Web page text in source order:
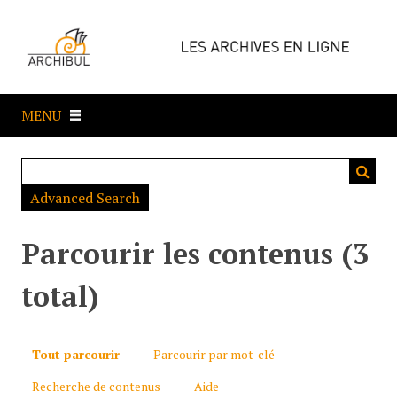
e
a
MENU
Advanced Search
Parcourir les contenus (3
total)
Tout parcourir
Parcourir par mot-clé
Recherche de contenus
Aide